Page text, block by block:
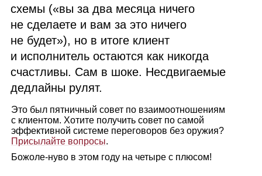
схемы («вы за два месяца ничего
не сделаете и вам за это ничего
не будет»), но в итоге клиент
и исполнитель остаются как никогда
счастливы. Сам в шоке. Несдвигаемые
дедлайны рулят.
Это был пятничный совет по взаимоотношениям
с клиентом. Хотите получить совет по самой
эффективной системе переговоров без оружия?
Присылайте вопросы.
Божоле‑нуво в этом году на четыре с плюсом!